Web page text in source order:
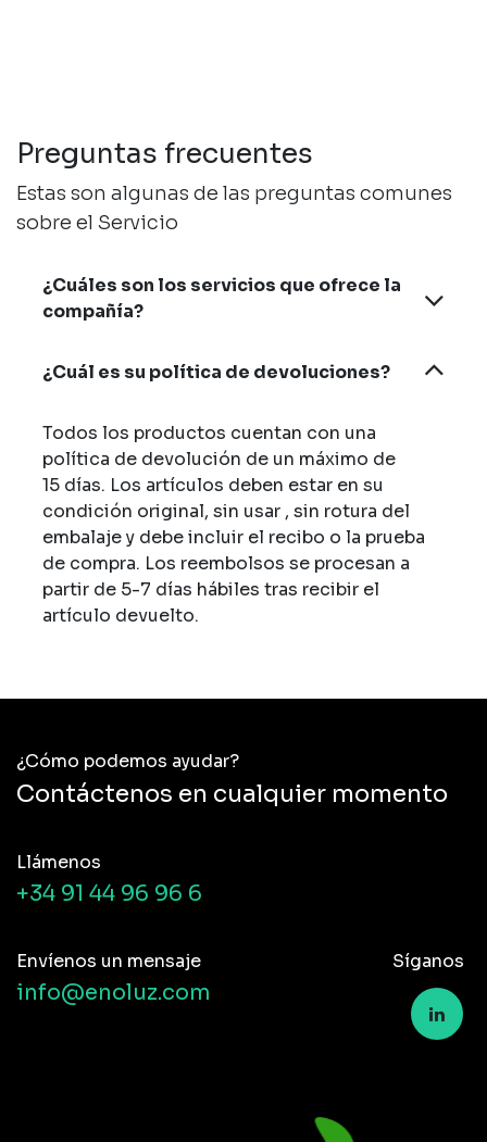
Preguntas frecuentes
Estas son algunas de las preguntas comunes
sobre el Servicio
¿Cuáles son los servicios que ofrece la
compañía?
¿Cuál es su política de devoluciones?
Todos los productos cuentan con una
política de devolución de un máximo de
15 días. Los artículos deben estar en su
condición original, sin usar , sin rotura del
embalaje y debe incluir el recibo o la prueba
de compra. Los reembolsos se procesan a
partir de 5-7 días hábiles tras recibir el
artículo devuelto.
¿Cómo podemos ayudar?
Contáctenos en cualquier momento
Llámenos
+34 91 44 96 96 6
Envíenos un mensaje
info@enoluz.com
Síganos